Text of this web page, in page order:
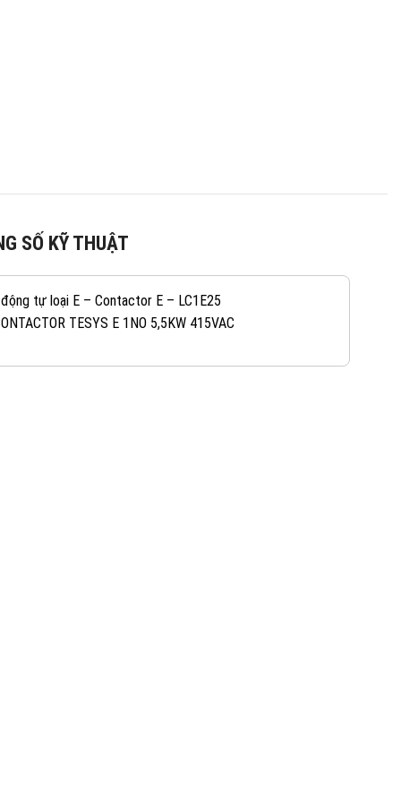
SỐ KỸ THUẬT
động tự loại E – Contactor E – LC1E25
TESYS E 1NO 5,5KW 415VAC